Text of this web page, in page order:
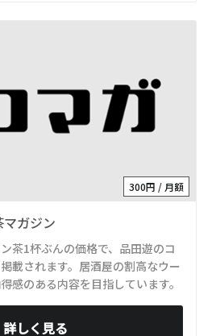
300円 / 月額
ガジン
茶1杯ぶんの価格で、品田遊のコ
載されます。居酒屋の割高なウー
感のある内容を目指しています。
詳しく見る